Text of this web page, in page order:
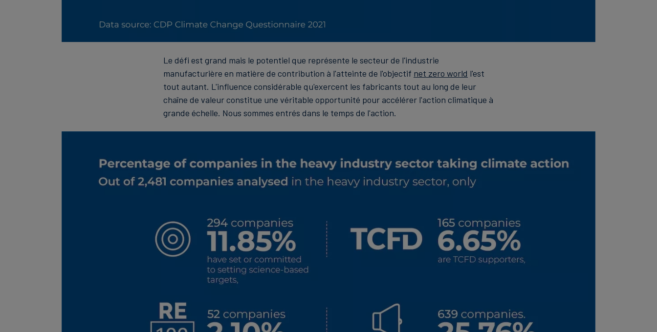
Le défi est grand mais le potentiel que représente le secteur de l'industrie
manufacturière en matière de contribution à l'atteinte de l'objectif net zero world l'est
tout autant. L'influence considérable qu'exercent les fabricants tout au long de leur
chaîne de valeur constitue une véritable opportunité pour accélérer l'action climatique à
grande échelle. Nous sommes entrés dans le temps de l'action.